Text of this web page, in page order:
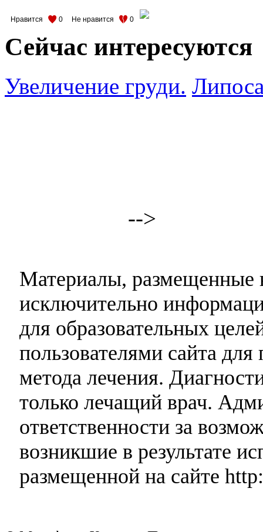
Нравится 0 Не нравится 0
Сейчас интересуются
Увеличение груди.
-->
Материалы, размещенные
исключительно
для образовательных
пользователями сайта
метода лечения.
только лечащий врач.
ответственности за
возникшие в результате
размещенной на сайте